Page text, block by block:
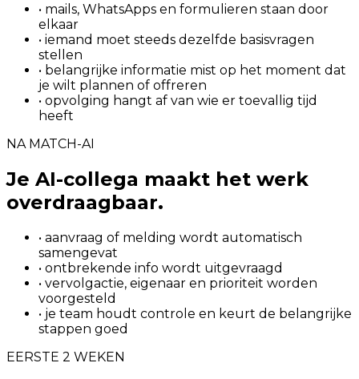
• mails, WhatsApps en formulieren staan door
elkaar
• iemand moet steeds dezelfde basisvragen
stellen
• belangrijke informatie mist op het moment dat
je wilt plannen of offreren
• opvolging hangt af van wie er toevallig tijd
heeft
NA MATCH-AI
Je AI-collega maakt het werk
overdraagbaar.
• aanvraag of melding wordt automatisch
samengevat
• ontbrekende info wordt uitgevraagd
• vervolgactie, eigenaar en prioriteit worden
voorgesteld
• je team houdt controle en keurt de belangrijke
stappen goed
EERSTE 2 WEKEN